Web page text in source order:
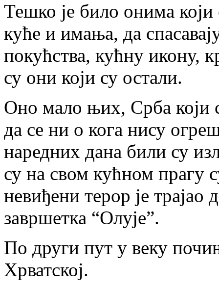
Тешко је било онима
куће и имања, да
покућства, кућну икону,
су они који су остали.
Оно мало њих, Срба који
да се ни о кога нису
наредних дана били су
су на свом кућном прагу
невиђени терор је
завршетка “Олује”.
По други пут у веку
Хрватској.